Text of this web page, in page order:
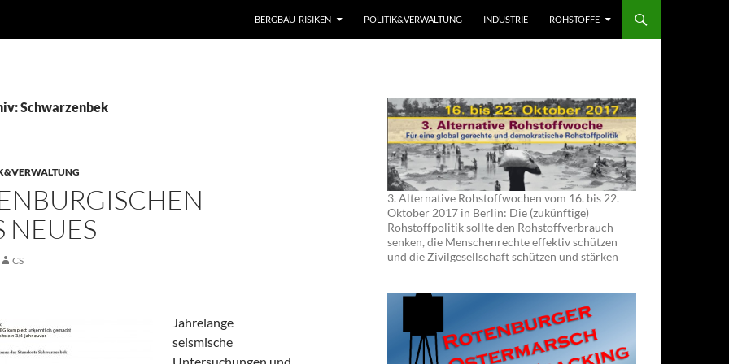
BERGBAU-RISIKEN POLITIK&VERWALTUNG INDUSTRIE ROHSTOFFE
Schwarzenbek
NEUES
CS
Jahrelange
seismische
3. Alternative Rohstoffwochen vom 16. bis 22.
Oktober 2017 in Berlin: Die (zukünftige)
Rohstoffpolitik sollte den Rohstoffverbrauch
senken, die Menschenrechte effektiv schützen
und die Zivilgesellschaft schützen und stärken